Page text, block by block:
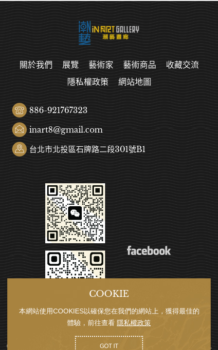
COOKIE
本網站使用COOKIES以確保您在我們的網站上，獲得最佳的
體驗，前往查看 隱私權政策
GOT IT
關於我們 展覽 藝術家 藝術商品
收藏交流
隱私權政策
網站地圖
886-921767323
inart8@gmail.com
台北市北投區石牌路二段301號B1
COPYRIGHT © 潮藝畫廊 IN ART ALL RIGHTS RESERVED.